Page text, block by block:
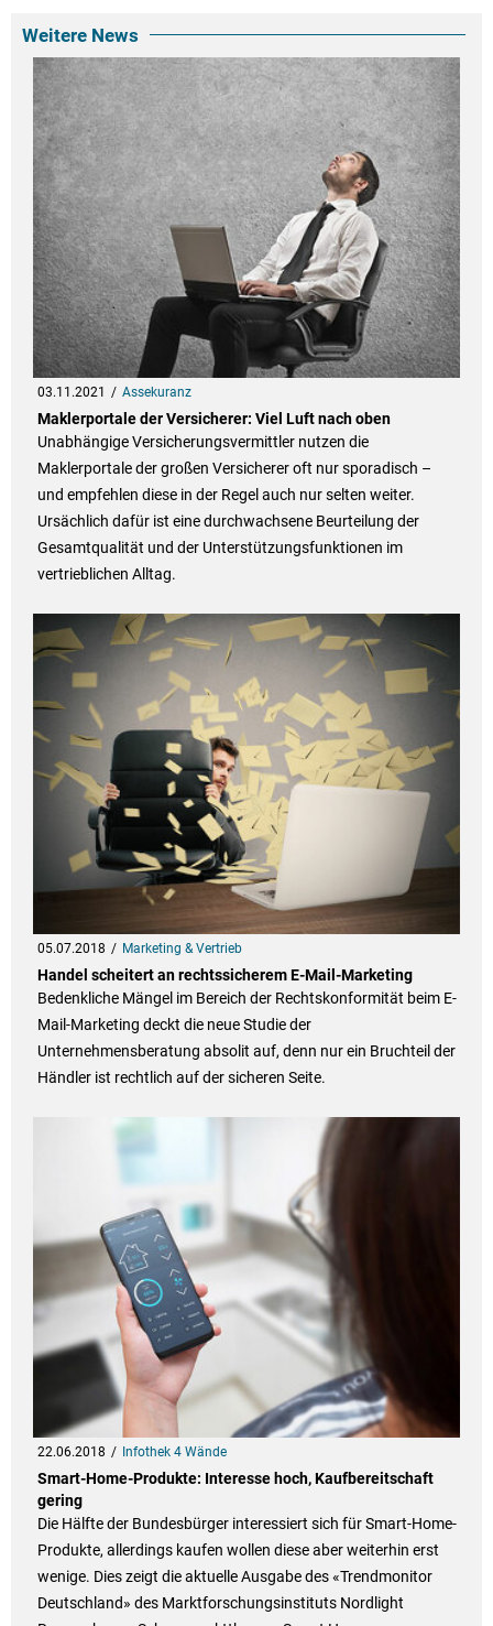
Weitere News
03.11.2021 Assekuranz
Maklerportale der Versicherer: Viel Luft nach oben
Unabhängige Versicherungsvermittler nutzen die
Maklerportale der großen Versicherer oft nur sporadisch –
und empfehlen diese in der Regel auch nur selten weiter.
Ursächlich dafür ist eine durchwachsene Beurteilung der
Gesamtqualität und der Unterstützungsfunktionen im
vertrieblichen Alltag.
05.07.2018 Marketing & Vertrieb
Handel scheitert an rechtssicherem E-Mail-Marketing
Bedenkliche Mängel im Bereich der Rechtskonformität beim E-
Mail-Marketing deckt die neue Studie der
Unternehmensberatung absolit auf, denn nur ein Bruchteil der
Händler ist rechtlich auf der sicheren Seite.
22.06.2018 Infothek 4 Wände
Smart-Home-Produkte: Interesse hoch, Kaufbereitschaft
gering
Die Hälfte der Bundesbürger interessiert sich für Smart-Home-
Produkte, allerdings kaufen wollen diese aber weiterhin erst
wenige. Dies zeigt die aktuelle Ausgabe des «Trendmonitor
Deutschland» des Marktforschungsinstituts Nordlight